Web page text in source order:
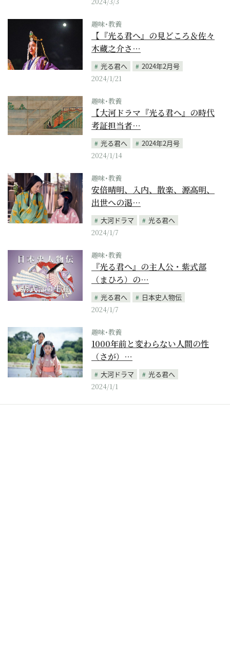
趣味･教養
【『光る君へ』の見どころ＆佐々
木蔵之介さ…
光る君へ
2024年2月号
2024/1/21
趣味･教養
【大河ドラマ『光る君へ』の時代
考証担当者…
光る君へ
2024年2月号
2024/1/14
趣味･教養
安倍晴明、入内、散楽、源高明、
出世への渇…
大河ドラマ
光る君へ
2024/1/7
趣味･教養
『光る君へ』の主人公・紫式部
（まひろ）の…
光る君へ
日本史人物伝
2024/1/7
趣味･教養
1000年前と変わらない人間の性
（さが）…
大河ドラマ
光る君へ
2024/1/1